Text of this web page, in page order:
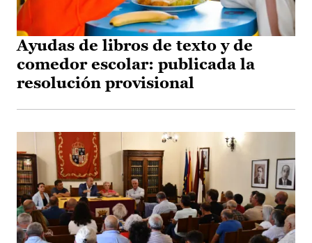
Ayudas de libros de texto y de
comedor escolar: publicada la
resolución provisional